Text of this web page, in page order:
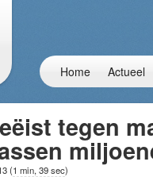
Home Actueel
tegen
(1 min, 39 sec)